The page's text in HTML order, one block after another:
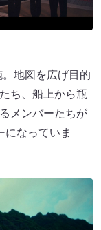
地図を広げ目的
ち、船上から瓶
メンバーたちが
になっていま